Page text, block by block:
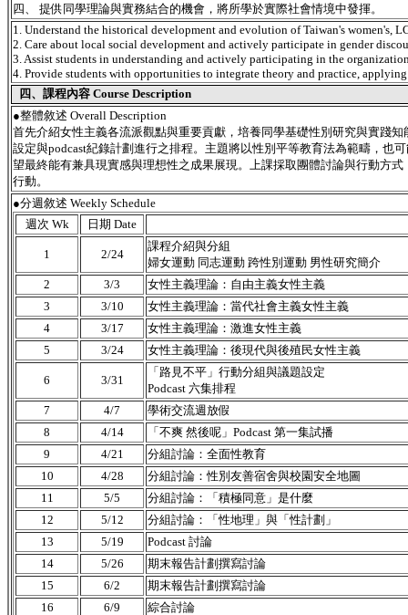
四、 提供同學理論與實務結合的機會，將所學於實際社會情境中發揮。
1. Understand the historical development and evolution of Taiwan's women's,
2. Care about local social development and actively participate in gender
3. Assist students in understanding and actively participating in the
4. Provide students with opportunities to integrate theory and practice,
四、課程內容 Course Description
●整體敘述 Overall Description
首先介紹女性主義各流派觀點與重要貢獻，培養同學基礎性別研究與實踐
設定與podcast紀錄計劃進行之排程。主題將以性別平等教育法為範疇，也
望最終能有兼具現實感與理想性之成果展現。上課採取團體討論與行動方
行動。
●分週敘述 Weekly Schedule
週次 Wk
日期 Date
1 2/24
課程介紹與分組
婦女運動 同志運動 跨性別運動 男性研究簡介
2
3/3
女性主義理論：自由主義女性主義
3
3/10
女性主義理論：當代社會主義女性主義
4
3/17
女性主義理論：激進女性主義
5
3/24 女性主義理論：後現代與後殖民女性主義
6 3/31
「路見不平」行動分組與議題設定
Podcast 六集排程
7
4/7
學術交流週放假
8
4/14
「不爽 然後呢」Podcast 第一集試播
9
4/21
分組討論：全面性教育
10
4/28
分組討論：性別友善宿舍與校園安全地圖
11
5/5
分組討論：「積極同意」是什麼
12
5/12
分組討論：「性地理」與「性計劃」
13
5/19
Podcast 討論
14
5/26
期末報告計劃撰寫討論
15
6/2
期末報告計劃撰寫討論
16
6/9
綜合討論